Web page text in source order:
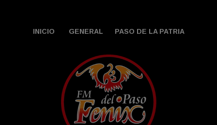
INICIO GENERAL PASO DE LA PATRIA